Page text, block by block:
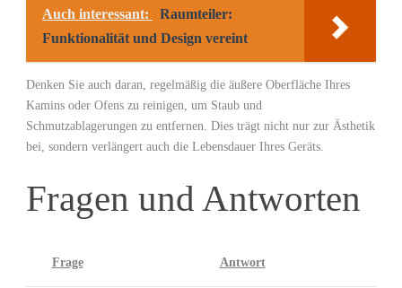
Auch interessant:
Raumteiler:
Funktionalität und Design vereint
Denken Sie auch daran, regelmäßig die äußere Oberfläche Ihres
Kamins oder Ofens zu reinigen, um Staub und
Schmutzablagerungen zu entfernen. Dies trägt nicht nur zur Ästhetik
bei, sondern verlängert auch die Lebensdauer Ihres Geräts.
Fragen und Antworten
Frage Antwort